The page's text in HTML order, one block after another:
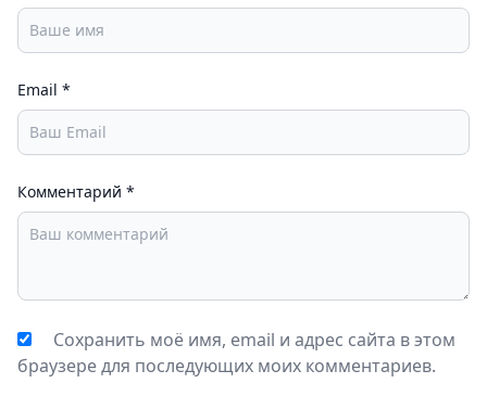
Email *
Комментарий *
Сохранить моё имя, email и адрес сайта в этом
браузере для последующих моих комментариев.